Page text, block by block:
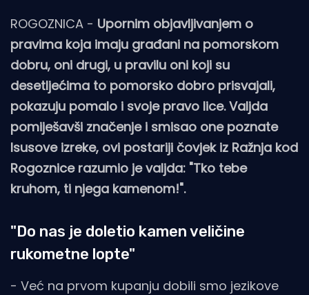
ROGOZNICA - Upornim objavljivanjem o
pravima koja imaju građani na pomorskom
dobru, oni drugi, u pravilu oni koji su
desetljećima to pomorsko dobro prisvajali,
pokazuju pomalo i svoje pravo lice. Valjda
pomiješavši značenje i smisao one poznate
Isusove izreke, ovi postariji čovjek iz Ražnja kod
Rogoznice razumio je valjda: "Tko tebe
kruhom, ti njega kamenom!".
"Do nas je doletio kamen veličine
rukometne lopte"
- Već na prvom kupanju dobili smo jezikove